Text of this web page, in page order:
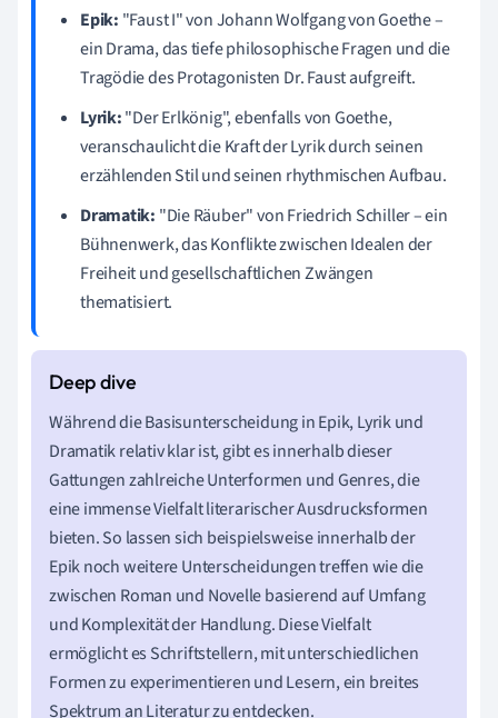
Epik: "Faust I" von Johann Wolfgang von Goethe –
ein Drama, das tiefe philosophische Fragen und die
Tragödie des Protagonisten Dr. Faust aufgreift.
Lyrik:"Der Erlkönig", ebenfalls von Goethe,
veranschaulicht die Kraft der Lyrik durch seinen
erzählenden Stil und seinen rhythmischen Aufbau.
Dramatik: "Die Räuber" von Friedrich Schiller – ein
Bühnenwerk, das Konflikte zwischen Idealen der
Freiheit und gesellschaftlichen Zwängen
thematisiert.
Während die Basisunterscheidung in Epik, Lyrik und
Dramatik relativ klar ist, gibt es innerhalb dieser
Gattungen zahlreiche Unterformen und Genres, die
eine immense Vielfalt literarischer Ausdrucksformen
bieten. So lassen sich beispielsweise innerhalb der
Epik noch weitere Unterscheidungen treffen wie die
zwischen Roman und Novelle basierend auf Umfang
und Komplexität der Handlung. Diese Vielfalt
ermöglicht es Schriftstellern, mit unterschiedlichen
Formen zu experimentieren und Lesern, ein breites
Spektrum an Literatur zu entdecken.